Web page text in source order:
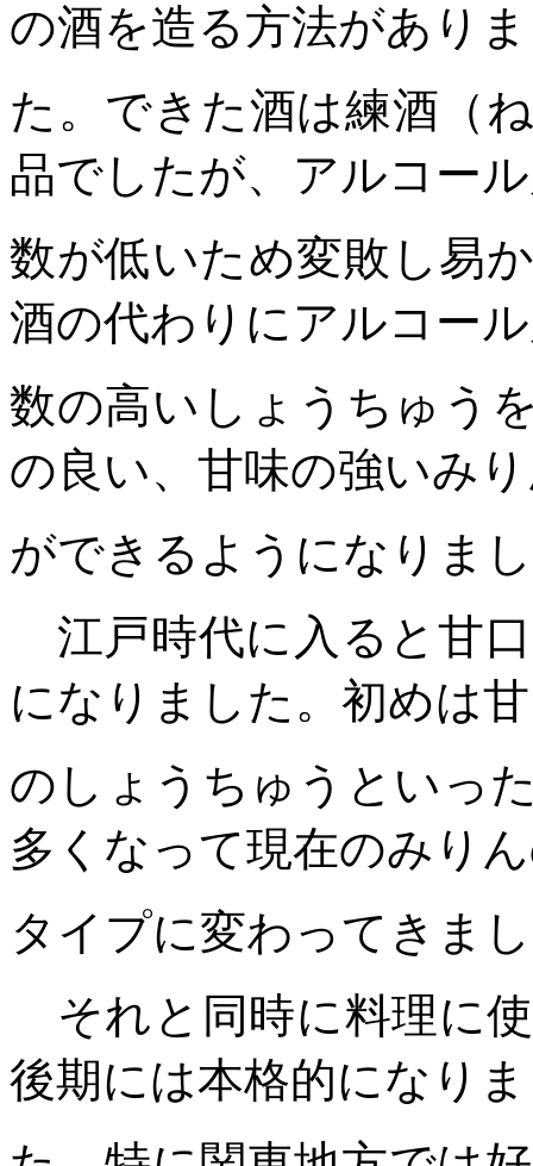
の酒を造る方法があり
た。できた酒は練酒（
品でしたが、アルコー
数が低いため変敗し易
酒の代わりにアルコー
数の高いしょうちゅう
の良い、甘味の強いみ
ができるようになりま
江戸時代に入ると甘
になりました。初めは
のしょうちゅうといっ
多くなって現在のみり
タイプに変わってきま
それと同時に料理に
後期には本格的になり